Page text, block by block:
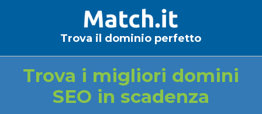
Trova il dominio perfetto
Trova i migliori domini
SEO in scadenza